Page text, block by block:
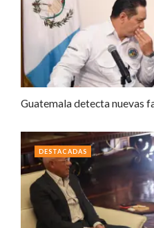
Guatemala detecta nuevas
DESTACADAS